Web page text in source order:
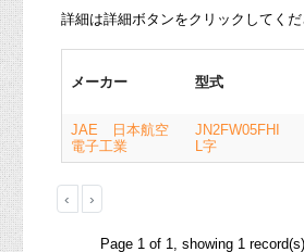
詳細は詳細ボタンをクリックしてくだ
メーカー 型式
JAE 日本航空
電子工業
JN2FW05FHI
L字
‹ ›
Page 1 of 1, showing 1